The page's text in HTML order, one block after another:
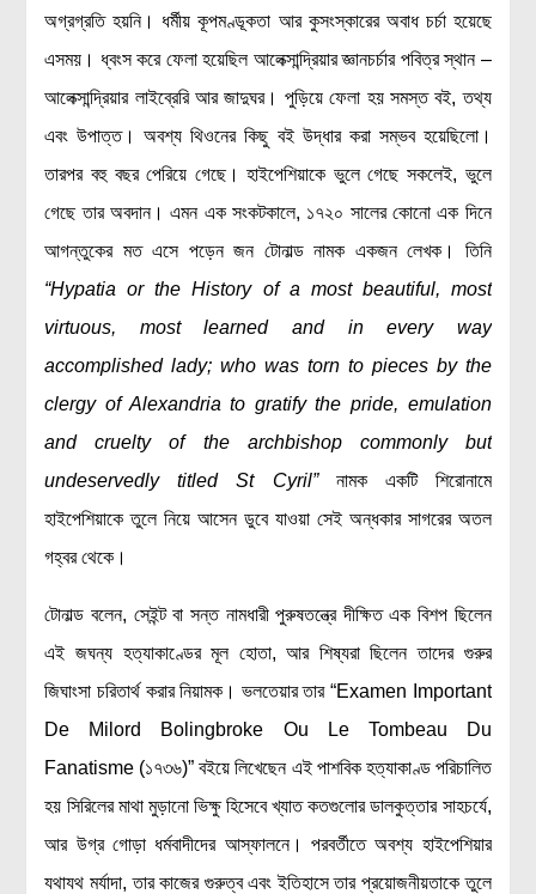
অগ্রগ্রতি হয়নি। ধর্মীয় কূপমণ্ডূকতা আর কুসংস্কারের অবাধ চর্চা হয়েছে
এসময়। ধ্বংস করে ফেলা হয়েছিল আলেক্সান্দ্রিয়ার জ্ঞানচর্চার পবিত্র স্থান –
আলেক্সান্দ্রিয়ার লাইব্রেরি আর জাদুঘর। পুড়িয়ে ফেলা হয় সমস্ত বই, তথ্য
এবং উপাত্ত। অবশ্য থিওনের কিছু বই উদ্ধার করা সম্ভব হয়েছিলো।
তারপর বহু বছর পেরিয়ে গেছে। হাইপেশিয়াকে ভুলে গেছে সকলেই, ভুলে
গেছে তার অবদান। এমন এক সংকটকালে, ১৭২০ সালের কোনো এক দিনে
আগন্তুকের মত এসে পড়েন জন টোনাল্ড নামক একজন লেখক। তিনি
“Hypatia or the History of a most beautiful, most
virtuous, most learned and in every way
accomplished lady; who was torn to pieces by the
clergy of Alexandria to gratify the pride, emulation
and cruelty of the archbishop commonly but
undeservedly titled St Cyril” নামক একটি শিরোনামে
হাইপেশিয়াকে তুলে নিয়ে আসেন ডুবে যাওয়া সেই অন্ধকার সাগরের অতল
গহ্বর থেকে।
টোনাল্ড বলেন, সেইন্ট বা সন্ত নামধারী পুরুষতন্ত্রে দীক্ষিত এক বিশপ ছিলেন
এই জঘন্য হত্যাকাণ্ডের মূল হোতা, আর শিষ্যরা ছিলেন তাদের গুরুর
জিঘাংসা চরিতার্থ করার নিয়ামক। ভলতেয়ার তার “Examen Important
De Milord Bolingbroke Ou Le Tombeau Du
Fanatisme (১৭৩৬)” বইয়ে লিখেছেন এই পাশবিক হত্যাকাণ্ড পরিচালিত
হয় সিরিলের মাথা মুড়ানো ভিক্ষু হিসেবে খ্যাত কতগুলোর ডালকুত্তার সাহচর্যে,
আর উগ্র গোড়া ধর্মবাদীদের আস্ফালনে। পরবর্তীতে অবশ্য হাইপেশিয়ার
যথাযথ মর্যাদা, তার কাজের গুরুত্ব এবং ইতিহাসে তার প্রয়োজনীয়তাকে তুলে